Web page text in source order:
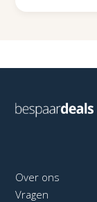
Over ons
Vragen